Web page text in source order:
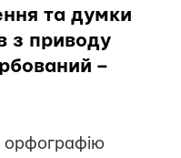
та думки
з приводу
–
орфографію